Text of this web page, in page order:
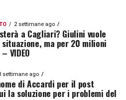
2 settimane ago
a Cagliari? Giulini vuole
ma per 20 milioni
VIDEO
settimane ago
di Accardi per il post
la soluzione per i problemi del